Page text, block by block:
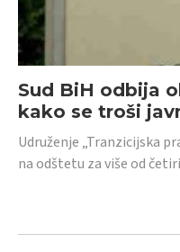
Sud BiH odbija
kako se troši
Udruženje „Tranzicijska
na odštetu za više od